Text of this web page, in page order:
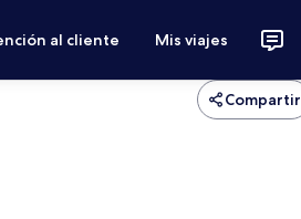
al cliente Mis viajes
Compartir